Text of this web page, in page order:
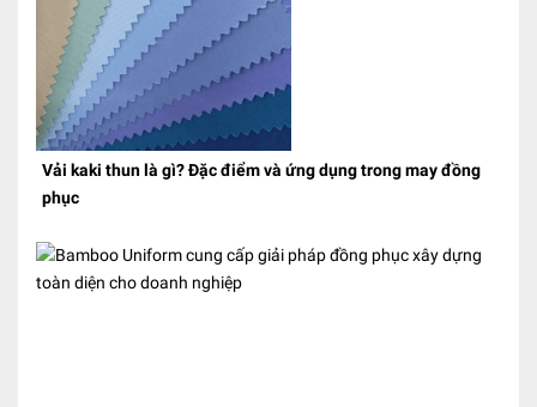
Vải kaki thun là gì? Đặc điểm và ứng dụng trong may đồng
phục